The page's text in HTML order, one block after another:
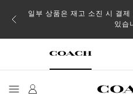
일부 상품은 재고 소진 시 결
있습